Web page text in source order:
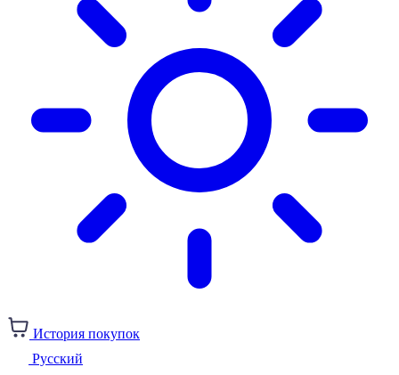
История покупок
Русский